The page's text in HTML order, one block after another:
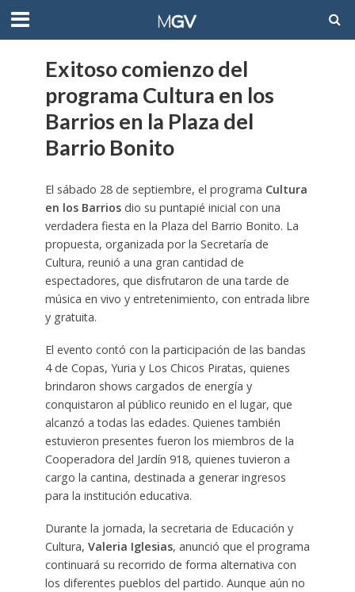
Exitoso comienzo del
programa Cultura en los
Barrios en la Plaza del
Barrio Bonito
El sábado 28 de septiembre, el programa Cultura
en los Barriosdio su puntapié inicial con una
verdadera fiesta en la Plaza del Barrio Bonito. La
propuesta, organizada por la Secretaría de
Cultura, reunió a una gran cantidad de
espectadores, que disfrutaron de una tarde de
música en vivo y entretenimiento, con entrada libre
y gratuita.
El evento contó con la participación de las bandas
4 de Copas, Yuria y Los Chicos Piratas, quienes
brindaron shows cargados de energía y
conquistaron al público reunido en el lugar, que
alcanzó a todas las edades. Quienes también
estuvieron presentes fueron los miembros de la
Cooperadora del Jardín 918, quienes tuvieron a
cargo la cantina, destinada a generar ingresos
para la institución educativa.
Durante la jornada, la secretaria de Educación y
Cultura, Valeria Iglesias, anunció que el programa
continuará su recorrido de forma alternativa con
los diferentes pueblos del partido. Aunque aún no